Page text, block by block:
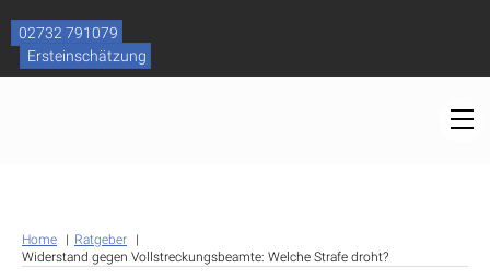
content
02732 791079
Ersteinschätzung
Home
Ratgeber
Widerstand gegen Vollstreckungsbeamte: Welche Strafe droht?